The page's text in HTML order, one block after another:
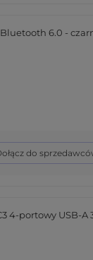
6.0 -
do
4-portowy USB-